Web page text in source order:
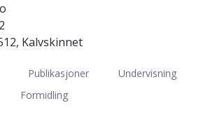
Kalvskinnet
Publikasjoner
Undervisning
Formidling